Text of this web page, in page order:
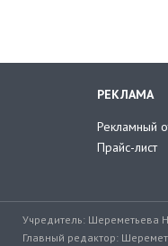
РЕКЛАМА
Рекламный
Прайс-лист
Учредитель: Шереметьева
Главный редактор: